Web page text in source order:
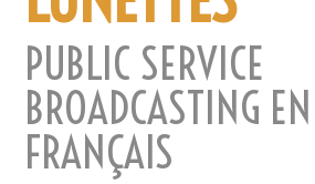
PUBLIC SERVICE
BROADCASTING EN
FRANÇAIS